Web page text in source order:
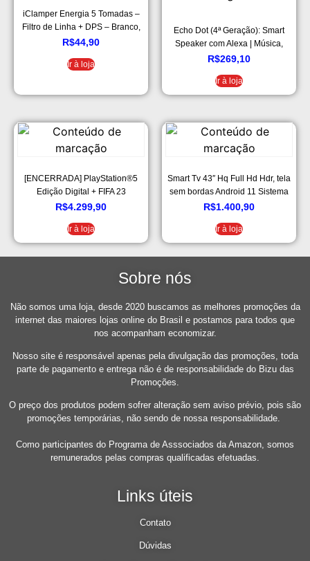
iClamper Energia 5 Tomadas –
Filtro de Linha + DPS – Branco,
Cabo 1M
R$44,90
Ir à loja
Echo Dot (4ª Geração): Smart
Speaker com Alexa | Música,
informação e Casa Inteligente
R$269,10
Ir à loja
[ENCERRADA] PlayStation®5
Edição Digital + FIFA 23
R$4.299,90
Ir à loja
Smart Tv 43″ Hq Full Hd Hdr, tela
sem bordas Android 11 Sistema
Ultrasound design Slim
Espelhamento de tela Hqstv43n
R$1.400,90
Ir à loja
Sobre nós
Não somos uma loja, desde 2020 buscamos as melhores promoções da
internet das maiores lojas online do Brasil e postamos para todos que
nos acompanham economizar.
Nosso site é responsável apenas pela divulgação das promoções, toda
parte de pagamento e entrega não é de responsabilidade do Bizu das
Promoções.
O preço dos produtos podem sofrer alteração sem aviso prévio, pois são
promoções temporárias, não sendo de nossa responsabilidade.
Como participantes do Programa de Asssociados da Amazon, somos
remunerados pelas compras qualificadas efetuadas.
Links úteis
Contato
Dúvidas